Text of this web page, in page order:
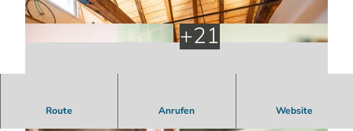
Route Anrufen Website
Historisches Ackerbürgerhaus in Nordhorn – Ein Urlaub mit